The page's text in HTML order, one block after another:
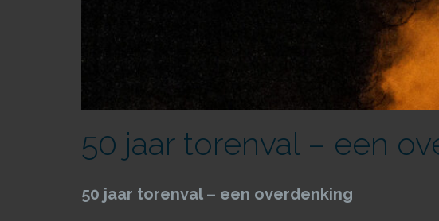
50 jaar torenval – een
50 jaar torenval – een overdenking